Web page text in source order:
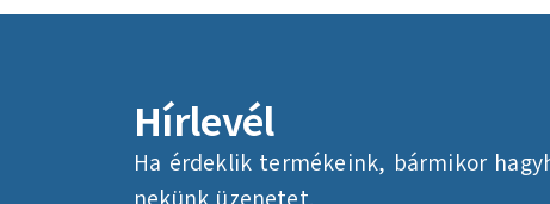
Hírlevél
Ha érdeklik termékeink, bármikor